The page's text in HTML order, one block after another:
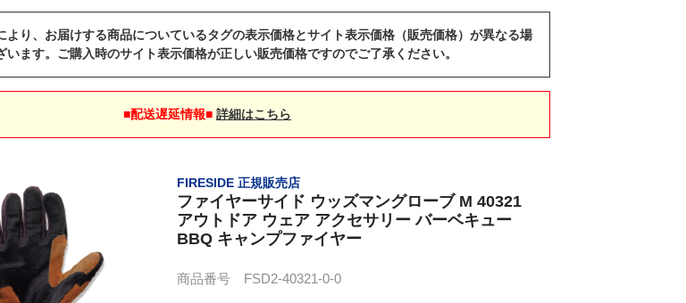
より、お届けする商品についているタグの表示価格とサイト表示価格（販売価格）が異なる場
います。ご購入時のサイト表示価格が正しい販売価格ですのでご了承ください。
■配送遅延情報■ 詳細はこちら
FIRESIDE 正規販売店
ファイヤーサイド ウッズマングローブ M 40321
アウトドア ウェア アクセサリー バーベキュー
BBQ キャンプファイヤー
商品番号 FSD2-40321-0-0